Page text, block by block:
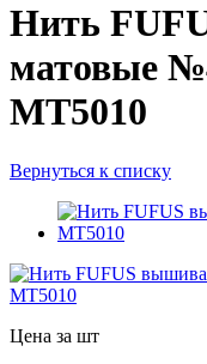
Нить
матовые
MT5010
Вернуться к списку
Цена за шт